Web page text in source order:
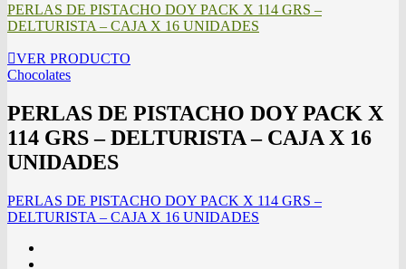
PERLAS DE PISTACHO DOY PACK X 114 GRS –
DELTURISTA – CAJA X 16 UNIDADES
VER PRODUCTO
Chocolates
PERLAS DE PISTACHO DOY PACK X
114 GRS – DELTURISTA – CAJA X 16
UNIDADES
PERLAS DE PISTACHO DOY PACK X 114 GRS –
DELTURISTA – CAJA X 16 UNIDADES